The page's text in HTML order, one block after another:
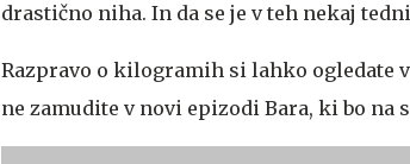
drastično niha. In da se je v teh nekaj
Razpravo o kilogramih si lahko ogledate
ne zamudite v novi epizodi Bara, ki bo na